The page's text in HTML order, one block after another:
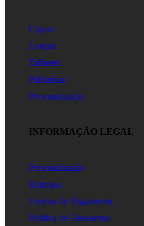
Copos
Louças
Talheres
Palhinhas
Personalização
INFORMAÇÃO LEGAL
Personalização
Entregas
Formas de Pagamento
Política de Descontos